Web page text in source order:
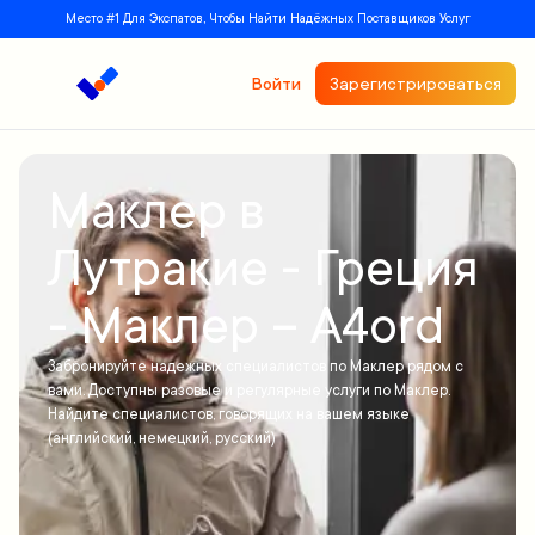
Место #1 Для Экспатов, Чтобы Найти Надёжных Поставщиков Услуг
Войти Зарегистрироваться
Маклер в
Лутракие - Греция
- Маклер – A4ord
Забронируйте надежных специалистов по Маклер рядом с
вами. Доступны разовые и регулярные услуги по Маклер.
Найдите специалистов, говорящих на вашем языке
(английский, немецкий, русский)